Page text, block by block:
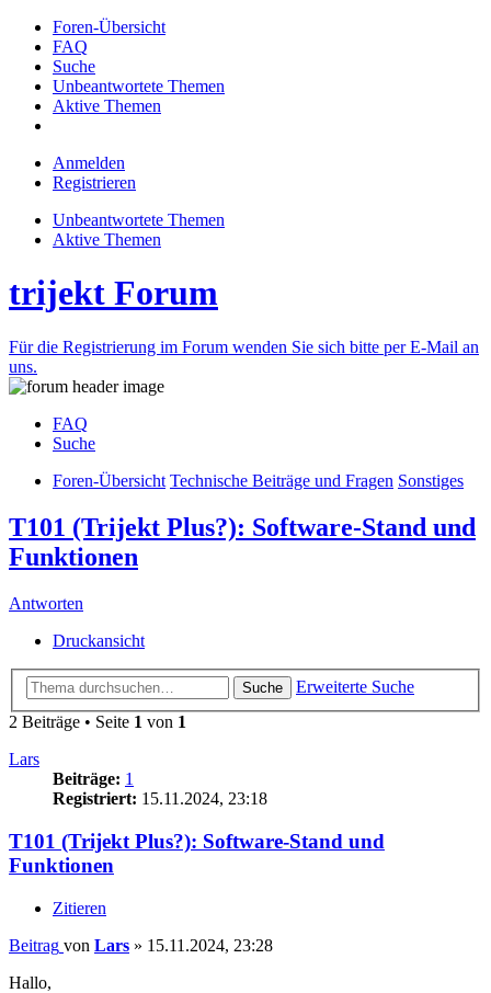
Foren-Übersicht
FAQ
Suche
Unbeantwortete Themen
Aktive Themen
Anmelden
Registrieren
Unbeantwortete Themen
Aktive Themen
trijekt Forum
Für die Registrierung im Forum wenden Sie sich bitte per E-Mail an
uns.
FAQ
Suche
Foren-Übersicht Technische Beiträge und Fragen Sonstiges
T101 (Trijekt Plus?): Software-Stand und
Funktionen
Antworten
Druckansicht
Suche
Erweiterte Suche
2 Beiträge • Seite 1 von 1
Lars
Beiträge: 1
Registriert: 15.11.2024, 23:18
T101 (Trijekt Plus?): Software-Stand und
Funktionen
Zitieren
Beitrag von Lars » 15.11.2024, 23:28
Hallo,